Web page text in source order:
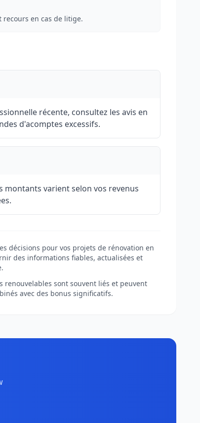
en cas de litige.
récente, consultez les avis en
d'acomptes excessifs.
montants varient selon vos revenus
décisions pour vos projets de rénovation en
des informations fiables, actualisées et
renouvelables sont souvent liés et peuvent
avec des bonus significatifs.